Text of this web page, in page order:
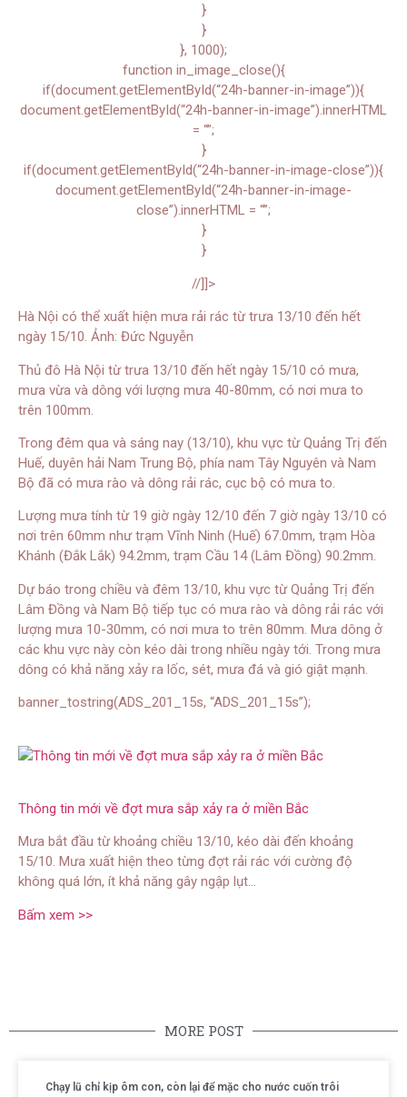
}
}
}, 1000);
function in_image_close(){
if(document.getElementById(“24h-banner-in-image”)){
document.getElementById(“24h-banner-in-image”).innerHTML
= “”;
}
if(document.getElementById(“24h-banner-in-image-close”)){
document.getElementById(“24h-banner-in-image-
close”).innerHTML = “”;
}
}
//]]>
Hà Nội có thể xuất hiện mưa rải rác từ trưa 13/10 đến hết
ngày 15/10. Ảnh: Đức Nguyễn
Thủ đô Hà Nội từ trưa 13/10 đến hết ngày 15/10 có mưa,
mưa vừa và dông với lượng mưa 40-80mm, có nơi mưa to
trên 100mm.
Trong đêm qua và sáng nay (13/10), khu vực từ Quảng Trị đến
Huế, duyên hải Nam Trung Bộ, phía nam Tây Nguyên và Nam
Bộ đã có mưa rào và dông rải rác, cục bộ có mưa to.
Lượng mưa tính từ 19 giờ ngày 12/10 đến 7 giờ ngày 13/10 có
nơi trên 60mm như trạm Vĩnh Ninh (Huế) 67.0mm, trạm Hòa
Khánh (Đắk Lắk) 94.2mm, trạm Cầu 14 (Lâm Đồng) 90.2mm.
Dự báo trong chiều và đêm 13/10, khu vực từ Quảng Trị đến
Lâm Đồng và Nam Bộ tiếp tục có mưa rào và dông rải rác với
lượng mưa 10-30mm, có nơi mưa to trên 80mm. Mưa dông ở
các khu vực này còn kéo dài trong nhiều ngày tới. Trong mưa
dông có khả năng xảy ra lốc, sét, mưa đá và gió giật mạnh.
banner_tostring(ADS_201_15s, “ADS_201_15s”);
Thông tin mới về đợt mưa sắp xảy ra ở miền Bắc
Mưa bắt đầu từ khoảng chiều 13/10, kéo dài đến khoảng
15/10. Mưa xuất hiện theo từng đợt rải rác với cường độ
không quá lớn, ít khả năng gây ngập lụt…
Bấm xem >>
MORE POST
Chạy lũ chỉ kịp ôm con, còn lại để mặc cho nước cuốn trôi